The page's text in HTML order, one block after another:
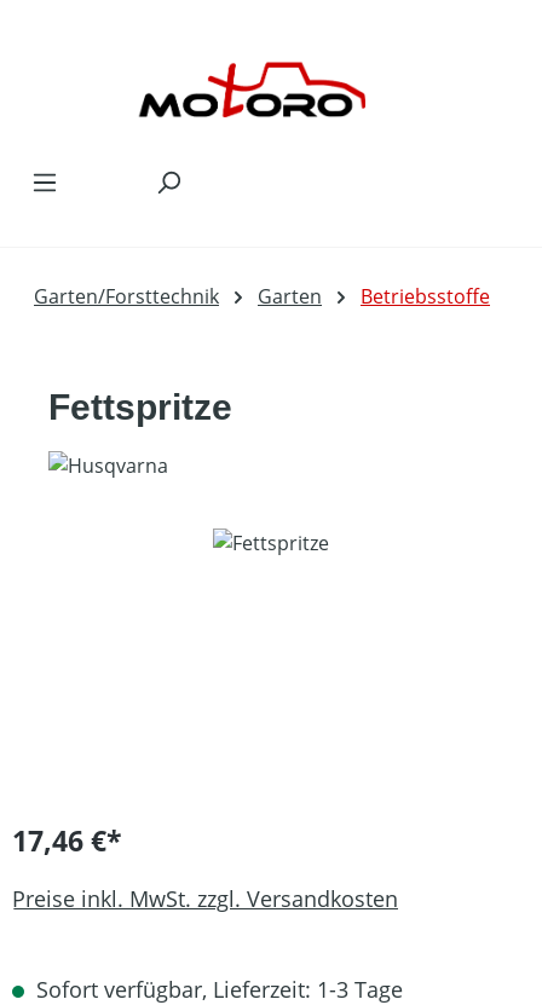
Garten/Forsttechnik Garten Betriebsstoffe
Fettspritze
Bildergalerie überspringen
17,46 €*
Preise inkl. MwSt. zzgl. Versandkosten
Sofort verfügbar, Lieferzeit: 1-3 Tage